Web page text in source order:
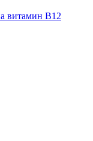
витамин В12